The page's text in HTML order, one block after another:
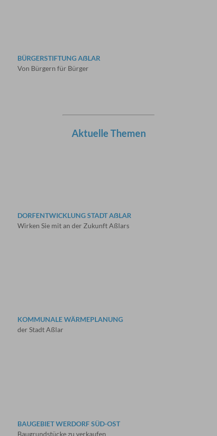
BÜRGERSTIFTUNG AẞLAR
Von Bürgern für Bürger
Aktuelle Themen
DORFENTWICKLUNG STADT AẞLAR
Wirken Sie mit an der Zukunft Aßlars
KOMMUNALE WÄRMEPLANUNG
der Stadt Aßlar
BAUGEBIET WERDORF SÜD-OST
Baugrundstücke zu verkaufen